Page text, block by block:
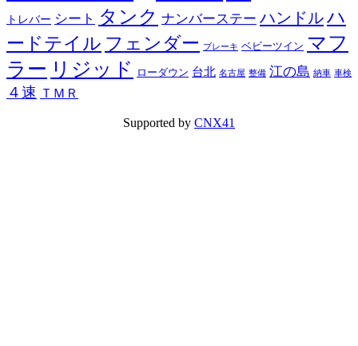
トレバー シート タンク ナンバーステー ハンドルハ
ードテイル フェンダー ブレーキ ベビーツイン マフ
ラー リジッド ローダウン 台北 名古屋 整備 江の島 納車 車検
４速 ＴＭＲ
Supported by CNX41